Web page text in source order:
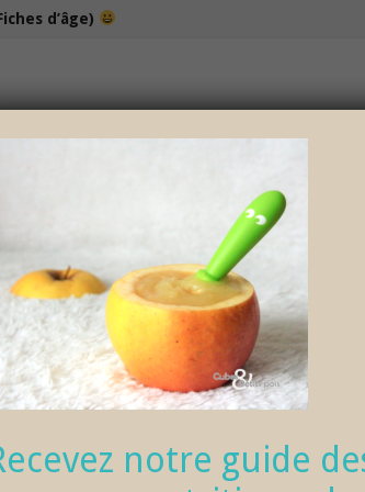
d’âge)
100% bio et de saison… et cela
NOS DÉLICIEUX PETITS POTS
notre guide